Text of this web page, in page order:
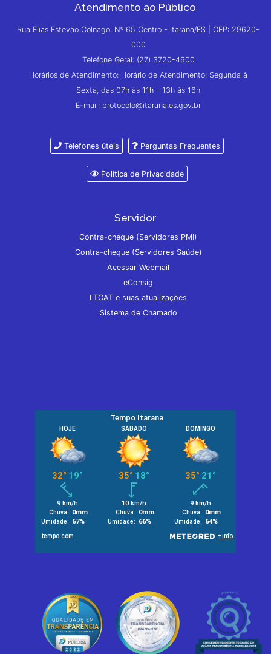
Atendimento ao Público
Rua Elias Estevão Colnago, Nº 65 Centro - Itarana/ES | CEP: 29620-
000
Telefone Geral: (27) 3720-4600
Horários de Atendimento: Horário de Atendimento: Segunda à
Sexta, das 07h às 11h - 13h às 16h
E-mail: protocolo@itarana.es.gov.br
Telefones úteis Perguntas Frequentes
Política de Privacidade
Servidor
Contra-cheque (Servidores PMI)
Contra-cheque (Servidores Saúde)
Acessar Webmail
eConsig
LTCAT e suas atualizações
Sistema de Chamado